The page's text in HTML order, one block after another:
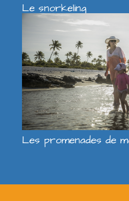
Le snorkeling
Les promenades de